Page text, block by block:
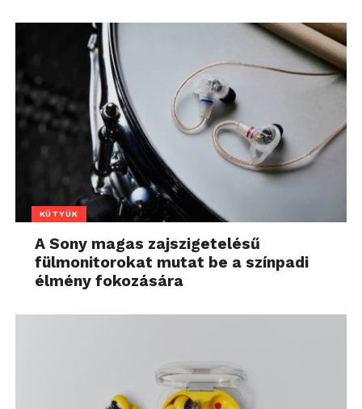
KÜTYÜK
A Sony magas zajszigetelésű
fülmonitorokat mutat be a színpadi
élmény fokozására